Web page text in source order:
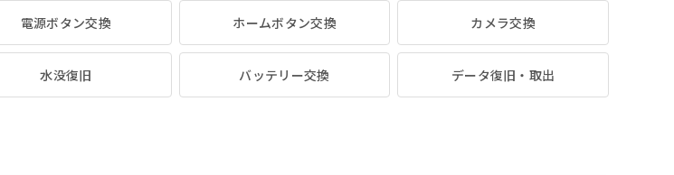
電源ボタン交換 ホームボタン交換 カメラ交換
水没復旧 バッテリー交換 データ復旧・取出